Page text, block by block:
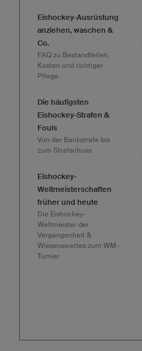
Eishockey-Ausrüstung
anziehen, waschen &
Co.
FAQ zu Bestandteilen,
Kosten und richtiger
Pflege
Die häufigsten
Eishockey-Strafen &
Fouls
Von der Bankstrafe bis
zum Strafschuss
Eishockey-
Weltmeisterschaften
früher und heute
Die Eishockey-
Weltmeister der
Vergangenheit &
Wissenswertes zum WM-
Turnier